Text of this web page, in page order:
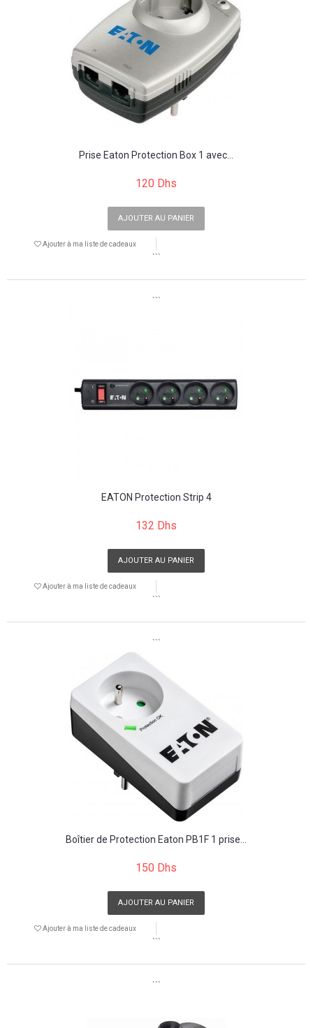
Prise Eaton Protection Box 1 avec...
120 Dhs
AJOUTER AU PANIER
Ajouter à ma liste de cadeaux
```
```
EATON Protection Strip 4
132 Dhs
AJOUTER AU PANIER
Ajouter à ma liste de cadeaux
```
```
Boîtier de Protection Eaton PB1F 1 prise...
150 Dhs
AJOUTER AU PANIER
Ajouter à ma liste de cadeaux
```
```